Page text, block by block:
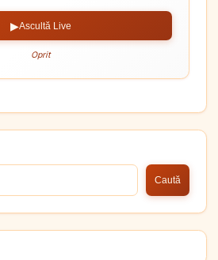
▶Ascultă Live
Oprit
Caută